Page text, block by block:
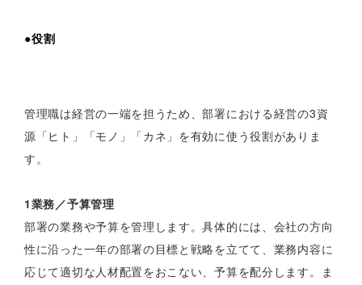
●役割
管理職は経営の一端を担うため、部署における経営の3資
源「ヒト」「モノ」「カネ」を有効に使う役割がありま
す。
1業務／予算管理
部署の業務や予算を管理します。具体的には、会社の方向
性に沿った一年の部署の目標と戦略を立てて、業務内容に
応じて適切な人材配置をおこない、予算を配分します。ま